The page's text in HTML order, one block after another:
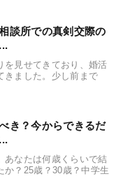
談所での真剣交際の
を見せてきており、婚活
きました。少し前まで
き？今からできるだ
あなたは何歳くらいで結
か？25歳？30歳？中学生